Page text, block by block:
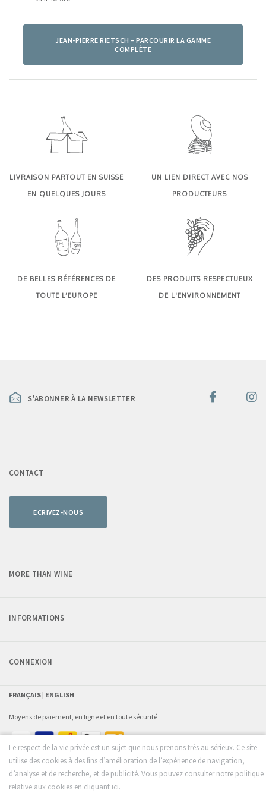
JEAN-PIERRE RIETSCH – PARCOURIR LA GAMME
COMPLÈTE
LIVRAISON PARTOUT EN SUISSE
EN QUELQUES JOURS
UN LIEN DIRECT AVEC NOS
PRODUCTEURS
DE BELLES RÉFÉRENCES DE
TOUTE L’EUROPE
DES PRODUITS RESPECTUEUX
DE L'ENVIRONNEMENT
S'ABONNER À LA NEWSLETTER
CONTACT
ECRIVEZ-NOUS
MORE THAN WINE
INFORMATIONS
CONNEXION
FRANÇAIS | ENGLISH
Moyens de paiement, en ligne et en toute sécurité
© 2026 - more than wine - by
Le respect de la vie privée est un sujet que nous prenons très au sérieux. Ce site
utilise des cookies à des fins d’amélioration de l’expérience de navigation,
d’analyse et de recherche, et de publicité. Vous pouvez consulter notre politique
relative aux cookies en cliquant ici.